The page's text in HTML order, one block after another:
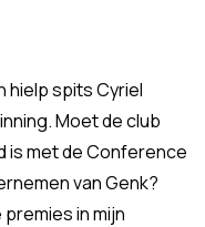
hielp spits Cyriel
Moet de club
is met de Conference
van Genk?
in mijn